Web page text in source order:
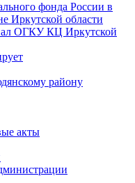
фонда России в
Иркутской области
ОГКУ КЦ Иркутской
району
акты